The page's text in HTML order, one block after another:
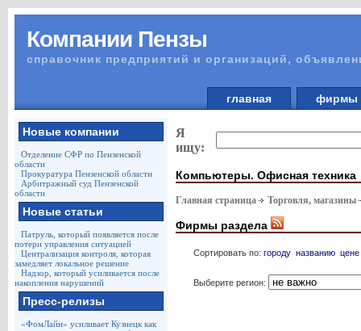
Компании Пензы
справочник предприятий и организаций,
главная
Новые компании
Отделение СФР по Пензенской
области
Прокуратура Пензенской области
Арбитражный суд Пензенской
области
Новые статьи
Патруль, который появляется после
потери управления ситуацией
Централизация контроля, которая
замедляет локальное решение
Надзор, который усиливается после
накопления нарушений
Пресс-релизы
«ФомЛайн» усиливает Кузнецк как
Я
ищу:
Компьютеры. Офисная техника
Главная страница Торговля, магазины
Фирмы раздела
Сортировать по: городу названию цене
Выберите регион: